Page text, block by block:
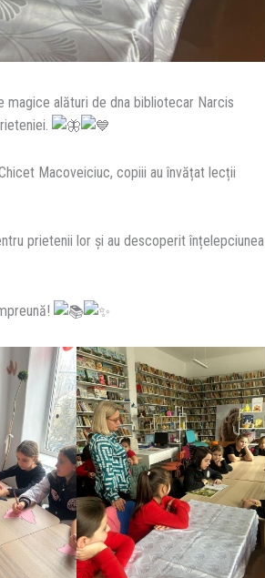
alături de dna bibliotecar Narcis
Macoveiciuc, copiii au învățat lecții
prietenii lor și au descoperit înțelepciunea